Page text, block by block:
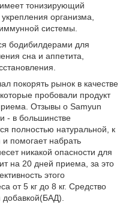
тонизирующий
организма,
системы.
бодибилдерами для
сна и аппетита,
покорять рынок в качестве
пробовали продукт
Отзывы о Samyun
- в большинстве
полностью натуральной, к
помогает набрать
никакой опасности для
на 20 дней приема, за это
этого
от 5 кг до 8 кг. Средство
добавкой(БАД).